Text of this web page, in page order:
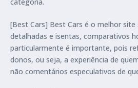
[Best Cars] Best Cars é o melhor site
detalhadas e isentas, comparativos
particularmente é importante, pois
donos, ou seja, a experiência de
não comentários especulativos de